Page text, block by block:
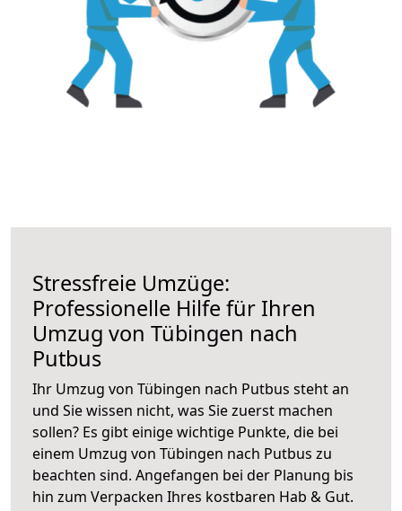
Stressfreie Umzüge:
Professionelle Hilfe für Ihren
Umzug von Tübingen nach
Putbus
Ihr Umzug von Tübingen nach Putbus steht an
und Sie wissen nicht, was Sie zuerst machen
sollen? Es gibt einige wichtige Punkte, die bei
einem Umzug von Tübingen nach Putbus zu
beachten sind. Angefangen bei der Planung bis
hin zum Verpacken Ihres kostbaren Hab & Gut.